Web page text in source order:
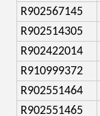
R902567145
R902514305
R902422014
R910999372
R902551464
R902551465